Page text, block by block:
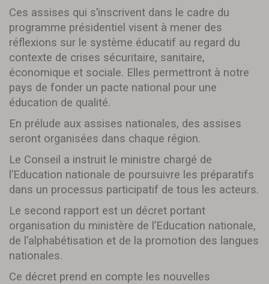
Ces assises qui s’inscrivent dans le cadre du
programme présidentiel visent à mener des
réflexions sur le système éducatif au regard du
contexte de crises sécuritaire, sanitaire,
économique et sociale. Elles permettront à notre
pays de fonder un pacte national pour une
éducation de qualité.
En prélude aux assises nationales, des assises
seront organisées dans chaque région.
Le Conseil a instruit le ministre chargé de
l’Education nationale de poursuivre les préparatifs
dans un processus participatif de tous les acteurs.
Le second rapport est un décret portant
organisation du ministère de l’Education nationale,
de l’alphabétisation et de la promotion des langues
nationales.
Ce décret prend en compte les nouvelles